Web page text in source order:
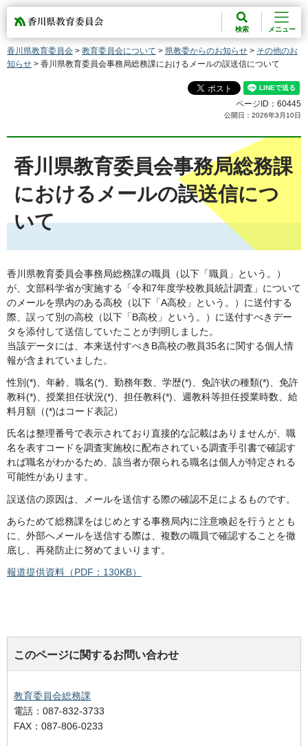
香川県教育委員会
検索 メニュー
香川県教育委員会 > 教育委員会について > 県教委からのお知らせ > その他のお
知らせ > 香川県教育委員会事務局総務課におけるメールの誤送信について
ページID：60445
公開日：2026年3月10日
香川県教育委員会事務局総務課
におけるメールの誤送信につ
いて
香川県教育委員会事務局総務課の職員（以下「職員」という。）
が、文部科学省が実施する「令和7年度学校教員統計調査」について
のメールを県内のある高校（以下「A高校」という。）に送付する
際、誤って別の高校（以下「B高校」という。）に送付すべきデー
タを添付して送信していたことが判明しました。
当該データには、本来送付すべきB高校の教員35名に関する個人情
報が含まれていました。
性別(*)、年齢、職名(*)、勤務年数、学歴(*)、免許状の種類(*)、免許
教科(*)、授業担任状況(*)、担任教科(*)、週教科等担任授業時数、給
料月額（(*)はコード表記）
氏名は整理番号で表示されており直接的な記載はありませんが、職
名を表すコードを調査実施校に配布されている調査手引書で確認す
れば職名がわかるため、該当者が限られる職名は個人が特定される
可能性があります。
誤送信の原因は、メールを送信する際の確認不足によるものです。
あらためて総務課をはじめとする事務局内に注意喚起を行うととも
に、外部へメールを送信する際は、複数の職員で確認することを徹
底し、再発防止に努めてまいります。
報道提供資料（PDF：130KB）
このページに関するお問い合わせ
教育委員会総務課
電話：087-832-3733
FAX：087-806-0233